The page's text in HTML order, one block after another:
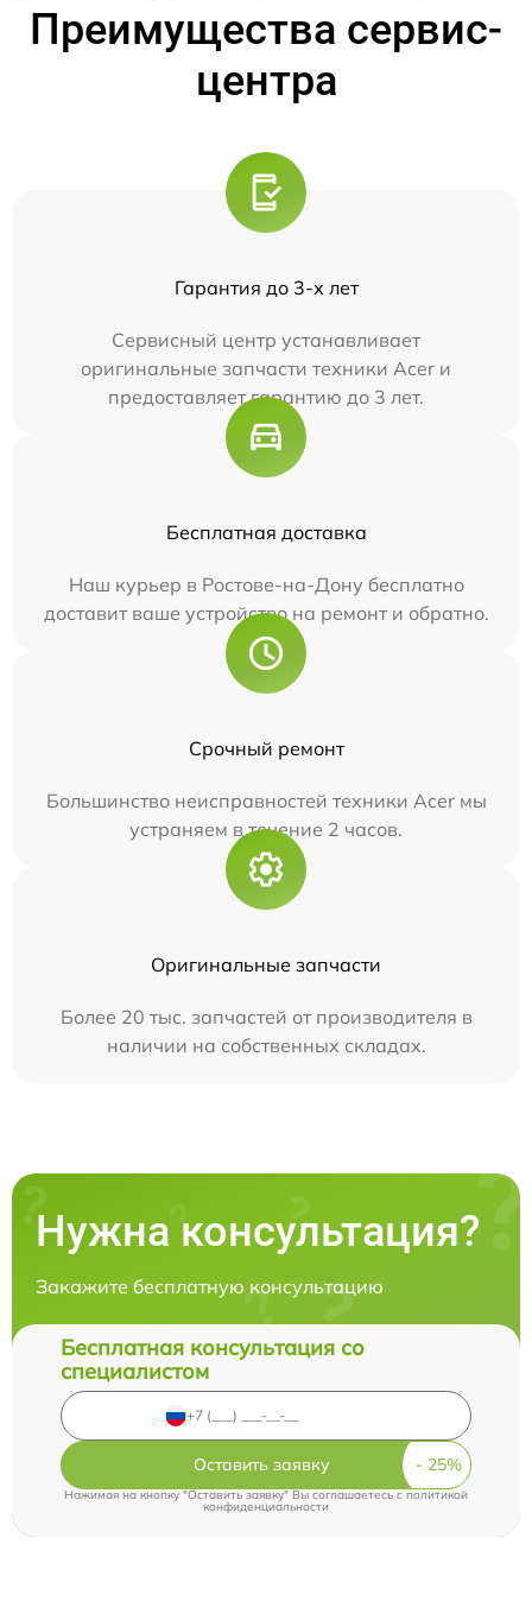
Преимущества сервис-
центра
Гарантия до 3-х лет
Сервисный центр устанавливает
оригинальные запчасти техники Acer и
предоставляет гарантию до 3 лет.
Бесплатная доставка
Наш курьер в Ростове-на-Дону бесплатно
доставит ваше устройство на ремонт и обратно.
Срочный ремонт
Большинство неисправностей техники Acer мы
устраняем в течение 2 часов.
Оригинальные запчасти
Более 20 тыс. запчастей от производителя в
наличии на собственных складах.
Нужна консультация?
Закажите бесплатную консультацию
Бесплатная консультация со
специалистом
Оставить заявку
Нажимая на кнопку "Оставить заявку" Вы соглашаетесь cполитикой
конфиденциальности